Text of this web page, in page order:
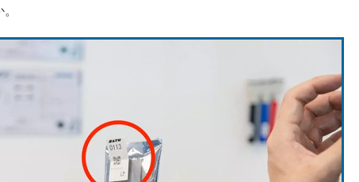
制御セキュリティ